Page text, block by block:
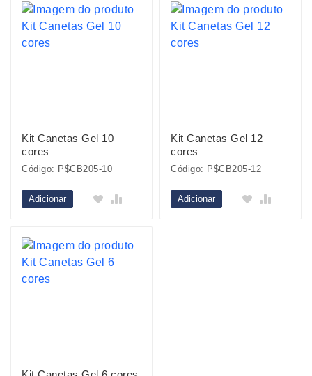
Kit Canetas Gel 10
cores
Código: P$CB205-10
Adicionar
Kit Canetas Gel 12
cores
Código: P$CB205-12
Adicionar